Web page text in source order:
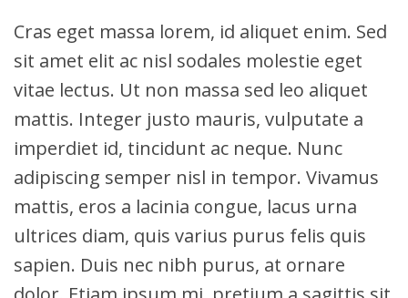
Cras eget massa lorem, id aliquet enim. Sed
sit amet elit ac nisl sodales molestie eget
vitae lectus. Ut non massa sed leo aliquet
mattis. Integer justo mauris, vulputate a
imperdiet id, tincidunt ac neque. Nunc
adipiscing semper nisl in tempor. Vivamus
mattis, eros a lacinia congue, lacus urna
ultrices diam, quis varius purus felis quis
sapien. Duis nec nibh purus, at ornare